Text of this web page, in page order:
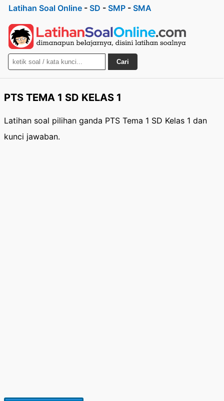
Latihan Soal Online - SD - SMP - SMA
Cari
PTS TEMA 1 SD KELAS 1
Latihan soal pilihan ganda PTS Tema 1 SD Kelas 1 dan
kunci jawaban.